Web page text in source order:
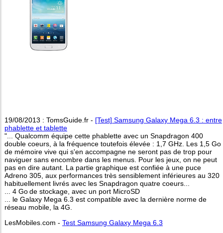
19/08/2013 : TomsGuide.fr - [Test] Samsung Galaxy Mega 6.3 : entre
phablette et tablette
"... Qualcomm équipe cette phablette avec un Snapdragon 400
double coeurs, à la fréquence toutefois élevée : 1,7 GHz. Les 1,5 Go
de mémoire vive qui s'en accompagne ne seront pas de trop pour
naviguer sans encombre dans les menus. Pour les jeux, on ne peut
pas en dire autant. La partie graphique est confiée à une puce
Adreno 305, aux performances très sensiblement inférieures au 320
habituellement livrés avec les Snapdragon quatre coeurs...
... 4 Go de stockage, avec un port MicroSD
... le Galaxy Mega 6.3 est compatible avec la dernière norme de
réseau mobile, la 4G.
LesMobiles.com - Test Samsung Galaxy Mega 6.3